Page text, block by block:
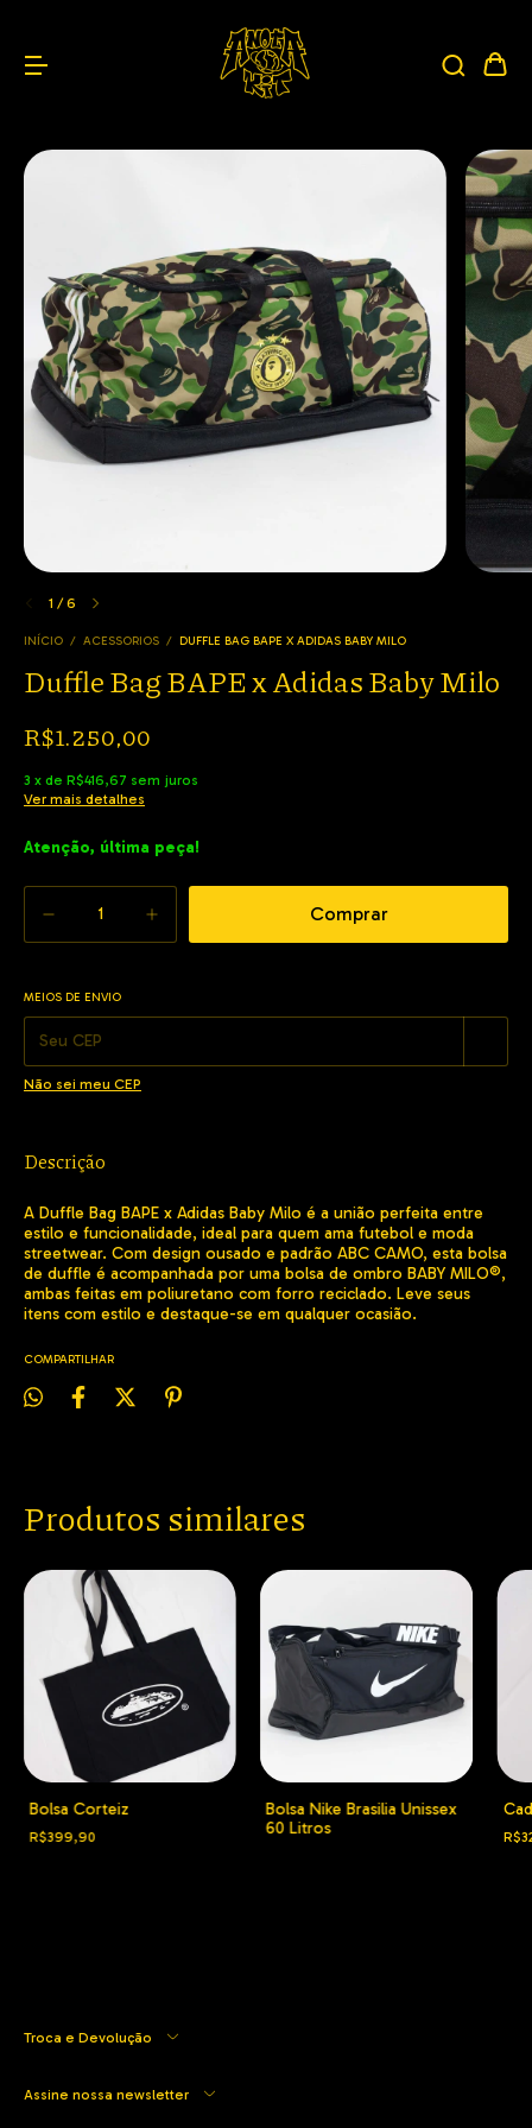
1 /6
INÍCIO / ACESSORIOS / DUFFLE BAG BAPE X ADIDAS BABY MILO
Duffle Bag BAPE x Adidas Baby Milo
R$1.250,00
3 x de R$416,67 sem juros
Ver mais detalhes
Atenção, última peça!
Entregas para o CEP:
MEIOS DE ENVIO
Não sei meu CEP
Descrição
A Duffle Bag BAPE x Adidas Baby Milo é a união perfeita entre
estilo e funcionalidade, ideal para quem ama futebol e moda
streetwear. Com design ousado e padrão ABC CAMO, esta bolsa
de duffle é acompanhada por uma bolsa de ombro BABY MILO®,
ambas feitas em poliuretano com forro reciclado. Leve seus
itens com estilo e destaque-se em qualquer ocasião.
COMPARTILHAR
Produtos similares
Bolsa Corteiz
R$399,90
Bolsa Nike Brasilia Unissex
60 Litros
Troca e Devolução
Assine nossa newsletter